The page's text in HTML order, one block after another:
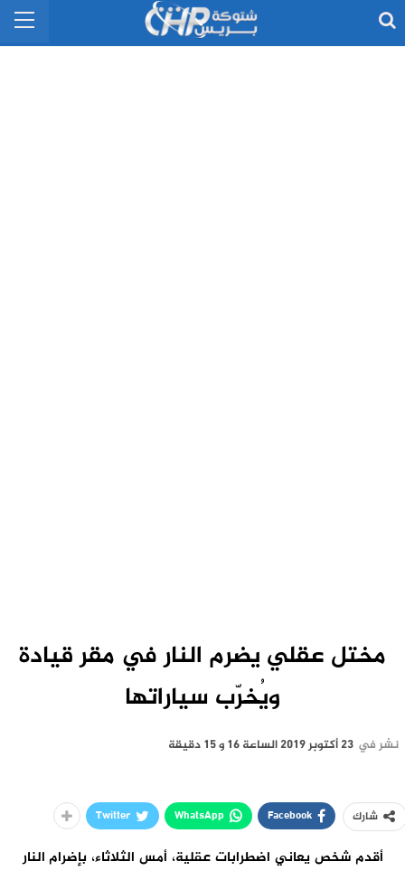
مختل عقلي يضرم النار في مقر قيادة
ويُخرّب سياراتها
نشر في 23 أكتوبر 2019 الساعة 16 و 15 دقيقة
شارك Facebook
WhatsApp
Twitter
أقدم شخص يعاني اضطرابات عقلية، أمس الثلاثاء، بإضرام النار